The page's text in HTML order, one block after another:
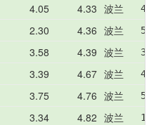
4.05 4.33 波兰
2.30 4.36 波兰
3.58 4.39 波兰
3.39 4.67 波兰
3.75 4.76 波兰
3.34 4.82 波兰